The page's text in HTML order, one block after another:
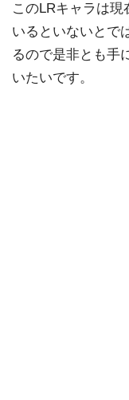
このLRキャラは現
いるといないとで
るので是非とも手
いたいです。